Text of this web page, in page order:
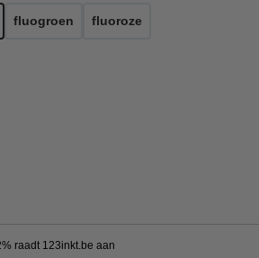
fluogroen fluoroze
raadt 123inkt.be aan